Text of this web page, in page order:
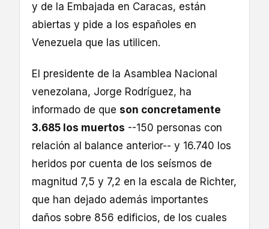
y de la Embajada en Caracas, están
abiertas y pide a los españoles en
Venezuela que las utilicen.
El presidente de la Asamblea Nacional
venezolana, Jorge Rodríguez, ha
informado de que son concretamente
3.685 los muertos --150 personas con
relación al balance anterior-- y 16.740 los
heridos por cuenta de los seísmos de
magnitud 7,5 y 7,2 en la escala de Richter,
que han dejado además importantes
daños sobre 856 edificios, de los cuales